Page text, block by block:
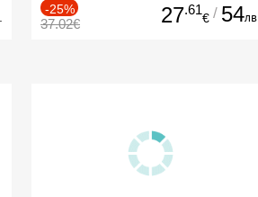
-25%
37.02€ 27.61
€ / 54лв.